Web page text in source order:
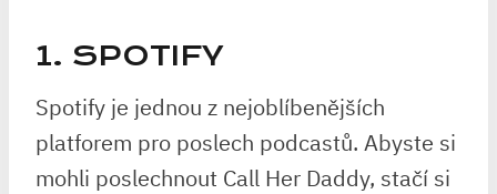
1. SPOTIFY
Spotify je jednou z nejoblíbenějších
platforem pro poslech podcastů. Abyste si
mohli poslechnout Call Her Daddy, stačí si